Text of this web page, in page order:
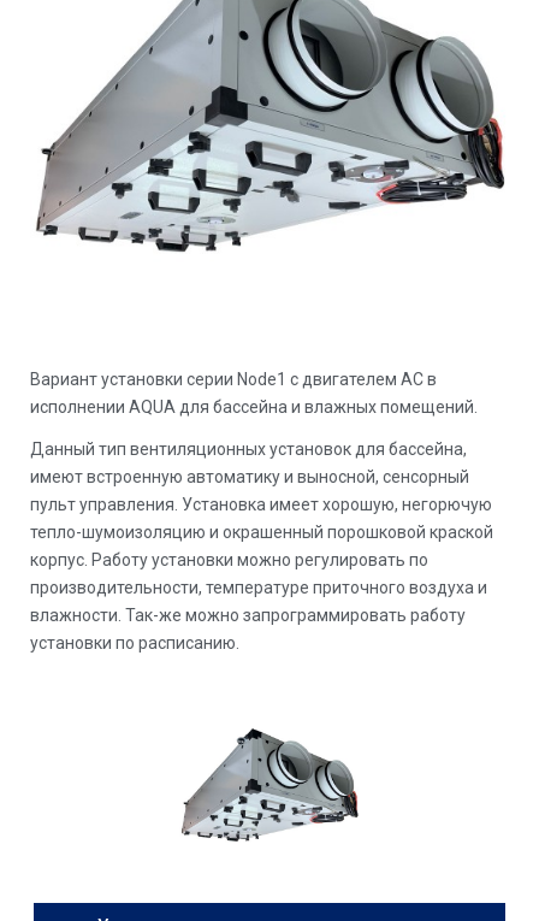
Вариант установки серии Node1 с двигателем AC в
исполнении AQUA для бассейна и влажных помещений.
Данный тип вентиляционных установок для бассейна,
имеют встроенную автоматику и выносной, сенсорный
пульт управления. Установка имеет хорошую, негорючую
тепло-шумоизоляцию и окрашенный порошковой краской
корпус. Работу установки можно регулировать по
производительности, температуре приточного воздуха и
влажности. Так-же можно запрограммировать работу
установки по расписанию.